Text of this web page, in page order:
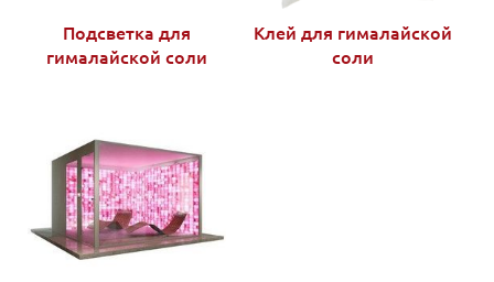
Подсветка для
гималайской соли
Клей для гималайской
соли